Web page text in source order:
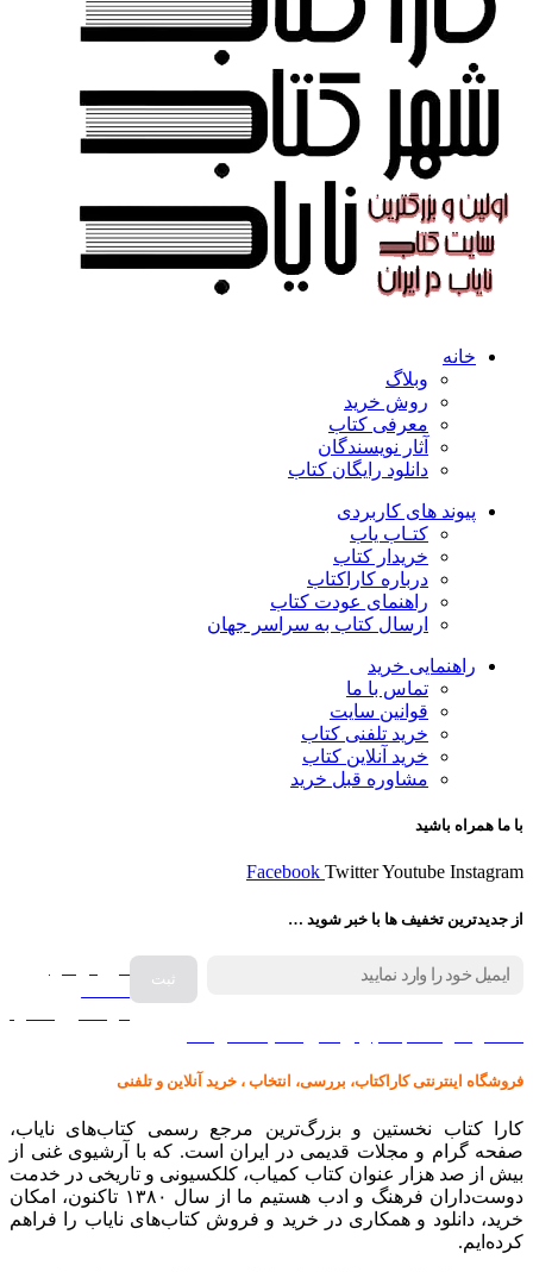
خانه
وبلاگ
روش خرید
معرفی کتاب
آثار نویسندگان
دانلود رایگان کتاب
پیوند های کاربردی
کتـاب یاب
خریدار کتاب
درباره کاراکتاب
راهنمای عودت کتاب
ارسال کتاب به سراسر جهان
راهنمایی خرید
تماس با ما
قوانین سایت
خرید تلفنی کتاب
خرید آنلاین کتاب
مشاوره قبل خرید
با ما همراه باشید
Facebook TwitterYoutube Instagram
از جدیدترین تخفیف ها با خبر شوید …
فروش انواع
فروشگاه اینترنتی کاراکتاب، بررسی، انتخاب ، خرید آنلاین و تلفنی
کارا کتاب نخستین و بزرگ‌ترین مرجع رسمی کتاب‌های نایاب،
صفحه گرام و مجلات قدیمی در ایران است. که با آرشیوی غنی از
بیش از صد هزار عنوان کتاب کمیاب، کلکسیونی و تاریخی در خدمت
دوست‌داران فرهنگ و ادب هستیم ما از سال ۱۳۸۰ تاکنون، امکان
خرید، دانلود و همکاری در خرید و فروش کتاب‌های نایاب را فراهم
کرده‌ایم.